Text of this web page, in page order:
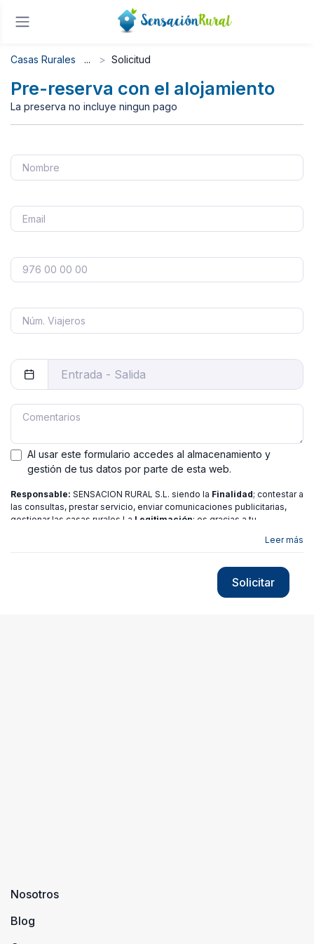
Casas Rurales Solicitud
Pre-reserva con el alojamiento
La preserva no incluye ningun pago
Al usar este formulario accedes al almacenamiento y
gestión de tus datos por parte de esta web.
Responsable: SENSACION RURAL S.L. siendo la Finalidad; contestar a
las consultas, prestar servicio, enviar comunicaciones publicitarias,
gestionar las casas rurales La Legitimación; es gracias a tu
de Acceso,
política de privacidad
Leer más
Solicitar
Nosotros
Blog